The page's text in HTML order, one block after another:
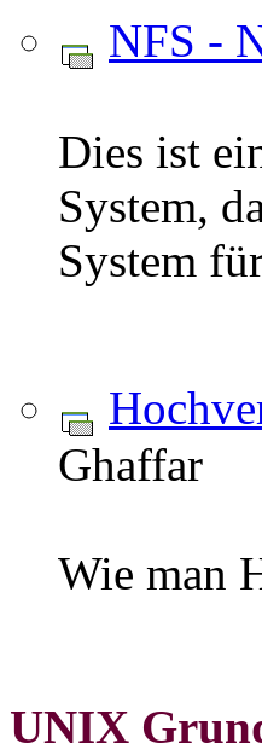
NFS -
Dies ist
System,
System
Ghaffar
Wie man
UNIX